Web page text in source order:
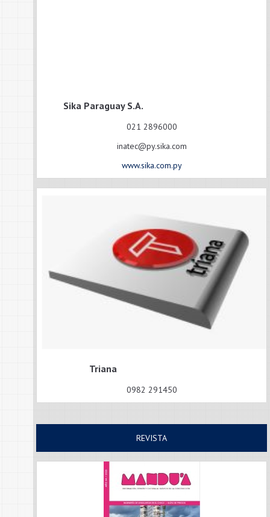
Sika Paraguay S.A.
021 2896000
inatec@py.sika.com
www.sika.com.py
Triana
0982 291450
REVISTA